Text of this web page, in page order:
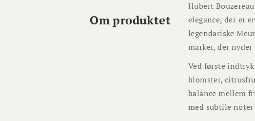
Om produktet
Hubert
elegance, der er
legendariske
marker, der
Ved første
blomster,
balance mellem
med subtile noter